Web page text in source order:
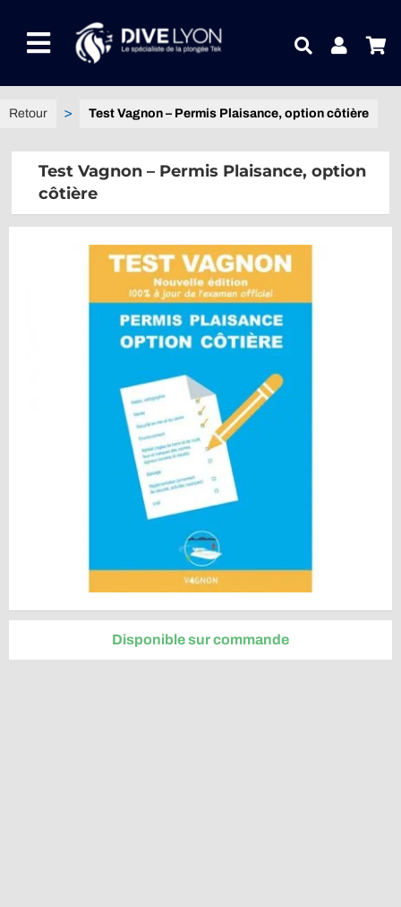
contenuToggle
Navigation
NOTRE UNIVERS PRODUITS
CONTACTEZ-NOUS
IDEES CADEAUX
Test Vagnon – Permis Plaisance, option côtière
Test Vagnon – Permis Plaisance, option
côtière
Disponible sur commande